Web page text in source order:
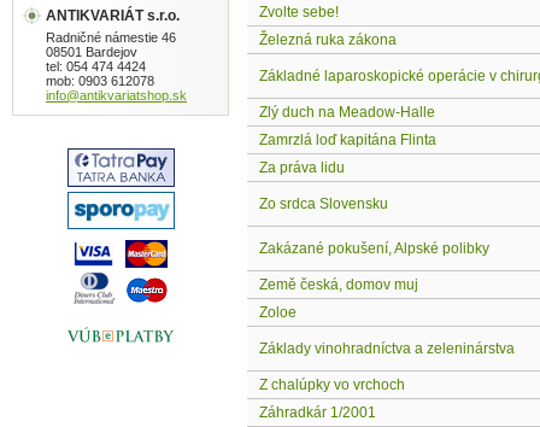
Zvolte sebe!
Železná ruka zákona
Základné laparoskopické operácie v
Zlý duch na Meadow-Halle
Zamrzlá loď kapitána Flinta
Za práva lidu
Zo srdca Slovensku
Zakázané pokušení, Alpské polibky
Země česká, domov muj
Zoloe
Základy vinohradníctva a zeleninárstva
Z chalúpky vo vrchoch
Záhradkár 1/2001
ANTIKVARIÁT s.r.o.
Radničné námestie 46
08501 Bardejov
tel: 054 474 4424
mob: 0903 612078
info@antikvariatshop.sk